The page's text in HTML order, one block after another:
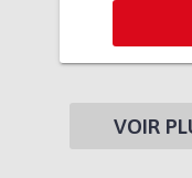
VOIR